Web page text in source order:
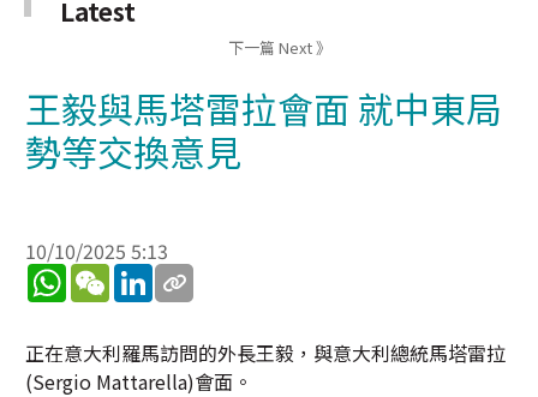
Latest
下一篇 Next 》
王毅與馬塔雷拉會面 就中東局
勢等交換意見
10/10/2025 5:13
WhatsApp
WeChatLinkedIn
正在意大利羅馬訪問的外長王毅，與意大利總統馬塔雷拉
(Sergio Mattarella)會面。